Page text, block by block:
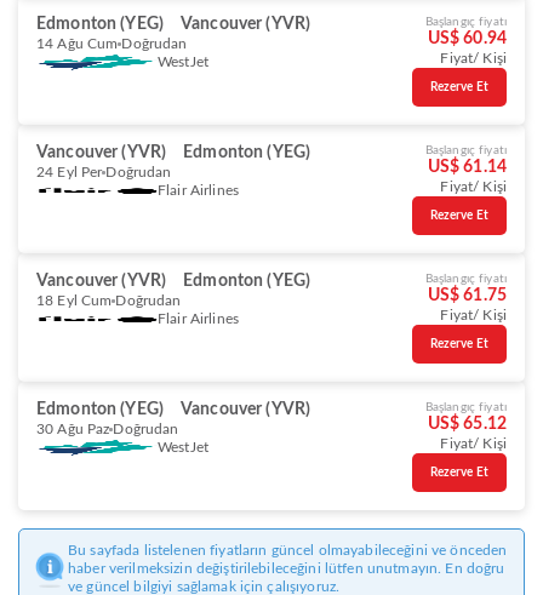
Edmonton (YEG) Vancouver (YVR)
14 Ağu Cum Doğrudan
WestJet
Başlangıç fiyatı
US$ 60.94
Fiyat/ Kişi
Rezerve Et
Vancouver (YVR) Edmonton (YEG)
24 Eyl Per Doğrudan
Flair Airlines
Başlangıç fiyatı
US$ 61.14
Fiyat/ Kişi
Rezerve Et
Vancouver (YVR) Edmonton (YEG)
18 Eyl Cum Doğrudan
Flair Airlines
Başlangıç fiyatı
US$ 61.75
Fiyat/ Kişi
Rezerve Et
Edmonton (YEG) Vancouver (YVR)
30 Ağu Paz Doğrudan
WestJet
Başlangıç fiyatı
US$ 65.12
Fiyat/ Kişi
Rezerve Et
Bu sayfada listelenen fiyatların güncel olmayabileceğini ve önceden
haber verilmeksizin değiştirilebileceğini lütfen unutmayın. En doğru
ve güncel bilgiyi sağlamak için çalışıyoruz.